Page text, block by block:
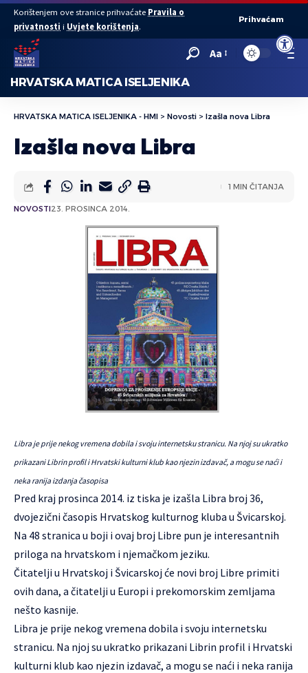
Open
Korištenjem ove stranice prihvaćate Pravila o
privatnosti i Uvjete korištenja.
Prihvaćam
Aa
HRVATSKA MATICA ISELJENIKA
HRVATSKA MATICA ISELJENIKA - HMI > Novosti > Izašla nova Libra
Izašla nova Libra
NOVOSTI23. PROSINCA 2014.
1 MIN ČITANJA
Libra je prije nekog vremena dobila i svojuinternetsku stranicu. Na njoj su ukratko
prikazani Librin profil i Hrvatski kulturni klub kao njezin izdavač, a mogu se naći i
neka ranija izdanja časopisa
Pred kraj prosinca 2014. iz tiska je izašla Libra broj 36,
dvojezični časopis Hrvatskog kulturnog kluba u Švicarskoj.
Na 48 stranica u boji i ovaj broj Libre pun je interesantnih
priloga na hrvatskom i njemačkom jeziku.
Čitatelji u Hrvatskoj i Švicarskoj će novi broj Libre primiti
ovih dana, a čitatelji u Europi i prekomorskim zemljama
nešto kasnije.
Libra je prije nekog vremena dobila i svoju internetsku
stranicu. Na njoj su ukratko prikazani Librin profil i Hrvatski
kulturni klub kao njezin izdavač, a mogu se naći i neka ranija